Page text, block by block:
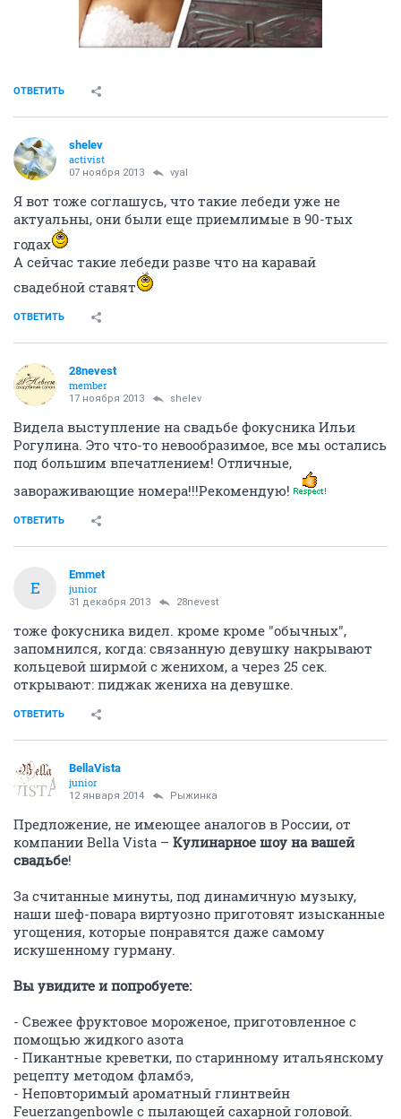
ОТВЕТИТЬ
shelev
activist
07 ноября 2013 vyal
Я вот тоже соглашусь, что такие лебеди уже не
актуальны, они были еще приемлимые в 90-тых
годах
А сейчас такие лебеди разве что на каравай
свадебной ставят
ОТВЕТИТЬ
28nevest
member
17 ноября 2013 shelev
Видела выступление на свадьбе фокусника Ильи
Рогулина. Это что-то невообразимое, все мы остались
под большим впечатлением! Отличные,
завораживающие номера!!!Рекомендую!
ОТВЕТИТЬ
E
Emmet
junior
31 декабря 2013 28nevest
тоже фокусника видел. кроме кроме "обычных",
запомнился, когда: связанную девушку накрывают
кольцевой ширмой с женихом, а через 25 сек.
открывают: пиджак жениха на девушке.
ОТВЕТИТЬ
BellaVista
junior
12 января 2014 Рыжинка
Предложение, не имеющее аналогов в России, от
компании Bella Vista – Кулинарное шоу на вашей
свадьбе!
За считанные минуты, под динамичную музыку,
наши шеф-повара виртуозно приготовят изысканные
угощения, которые понравятся даже самому
искушенному гурману.
Вы увидите и попробуете:
- Свежее фруктовое мороженое, приготовленное с
помощью жидкого азота
- Пикантные креветки, по старинному итальянскому
рецепту методом фламбэ,
- Неповторимый ароматный глинтвейн
Feuerzangenbowle с пылающей сахарной головой.